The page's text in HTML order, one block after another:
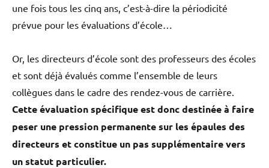
une fois tous les cinq ans, c’est-à-dire la périodicité
prévue pour les évaluations d’école…
Or, les directeurs d’école sont des professeurs des écoles
et sont déjà évalués comme l’ensemble de leurs
collègues dans le cadre des rendez-vous de carrière.
Cette évaluation spécifique est donc destinée à faire
peser une pression permanente sur les épaules des
directeurs et constitue un pas supplémentaire vers
un statut particulier.